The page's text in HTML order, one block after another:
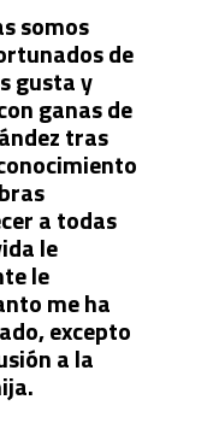
somos
de
gusta y
ganas de
tras
a todas
le
le
me ha
excepto
a la